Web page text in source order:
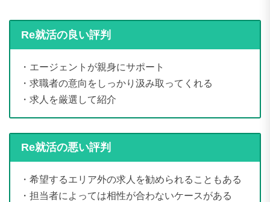
Re就活の良い評判
・エージェントが親身にサポート
・求職者の意向をしっかり汲み取ってくれる
・求人を厳選して紹介
Re就活の悪い評判
・希望するエリア外の求人を勧められることもある
・担当者によっては相性が合わないケースがある